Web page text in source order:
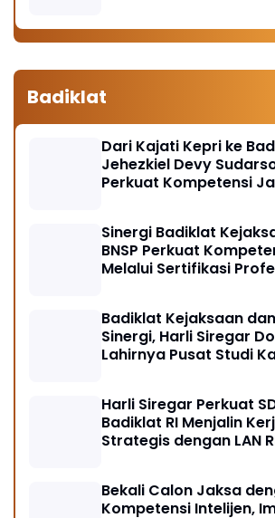
Badiklat
Dari Kajati Kepri ke
Jehezkiel Devy
Perkuat Kompetensi
Sinergi Badiklat
BNSP Perkuat
Melalui Sertifikasi
Badiklat Kejaksaan
Sinergi, Harli Siregar
Lahirnya Pusat Studi
Harli Siregar Perkuat
Badiklat RI Menjalin
Strategis dengan LAN
Bekali Calon Jaksa
Kompetensi Intelijen,